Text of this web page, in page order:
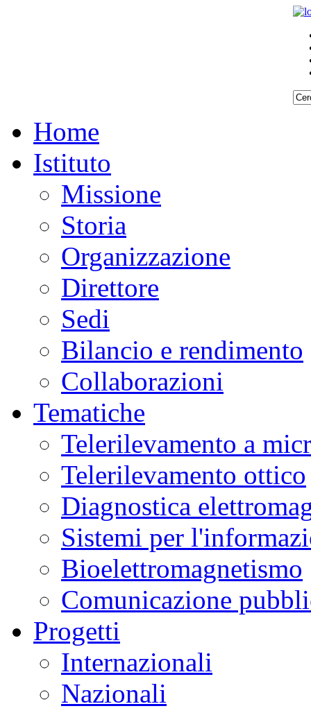
Home
Istituto
Missione
Storia
Organizzazione
Direttore
Sedi
Bilancio e rendimento
Collaborazioni
Tematiche
Telerilevamento a
Telerilevamento ottico
Diagnostica
Sistemi per
Bioelettromagnetismo
Comunicazione
Progetti
Internazionali
Nazionali